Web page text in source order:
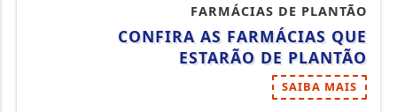
FARMÁCIAS DE PLANTÃO
CONFIRA AS FARMÁCIAS QUE
ESTARÃO DE PLANTÃO
SAIBA MAIS